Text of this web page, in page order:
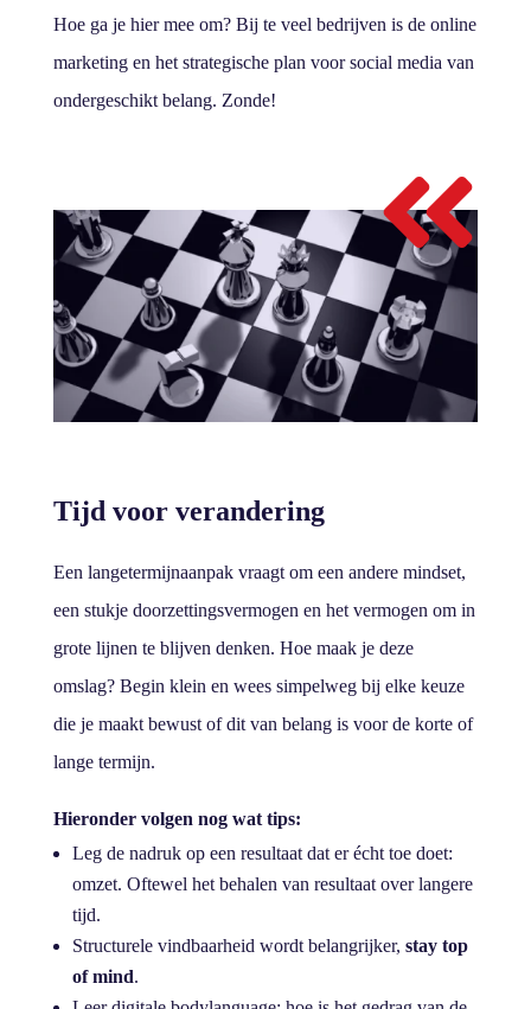
Hoe ga je hier mee om? Bij te veel bedrijven is de online
marketing en het strategische plan voor social media van
ondergeschikt belang. Zonde!

Tijd voor verandering
Een langetermijnaanpak vraagt om een andere mindset,
een stukje doorzettingsvermogen en het vermogen om in
grote lijnen te blijven denken. Hoe maak je deze
omslag? Begin klein en wees simpelweg bij elke keuze
die je maakt bewust of dit van belang is voor de korte of
lange termijn.
Hieronder volgen nog wat tips:
Leg de nadruk op een resultaat dat er écht toe doet:
omzet. Oftewel het behalen van resultaat over langere
tijd.
Structurele vindbaarheid wordt belangrijker, stay top
of mind.